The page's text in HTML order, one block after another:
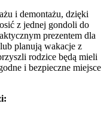
i demontażu, dzięki
z jednej gondoli do
prezentem dla
planują wakacje z
rodzice będą mieli
i bezpieczne miejsce